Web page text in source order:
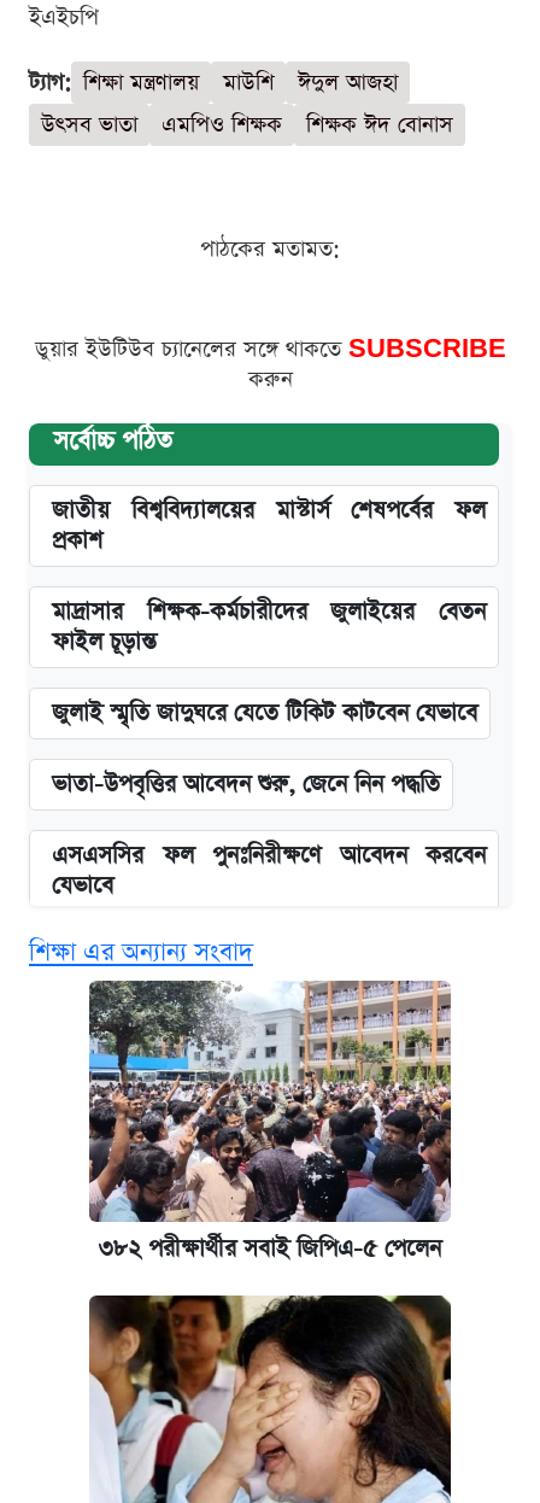
ইএইচপি
ট্যাগ: শিক্ষা মন্ত্রণালয় মাউশি
ঈদুল আজহা
উৎসব ভাতা
এমপিও শিক্ষক শিক্ষক ঈদ বোনাস
পাঠকের মতামত:
ডুয়ার ইউটিউব চ্যানেলের সঙ্গে থাকতে SUBSCRIBE
করুন
সর্বোচ্চ পঠিত
জাতীয় বিশ্ববিদ্যালয়ের মাস্টার্স শেষপর্বের ফল
প্রকাশ
মাদ্রাসার শিক্ষক-কর্মচারীদের জুলাইয়ের বেতন
ফাইল চূড়ান্ত
জুলাই স্মৃতি জাদুঘরে যেতে টিকিট কাটবেন যেভাবে
ভাতা-উপবৃত্তির আবেদন শুরু, জেনে নিন পদ্ধতি
এসএসসির ফল পুনঃনিরীক্ষণে আবেদন করবেন
যেভাবে
দাখিল ও কারিগরি বোর্ডের ফল দেখবেন যেভাবে
মালয়েশিয়াকে ৮৯ রানে হারিয়ে সিরিজে এগিয়ে
বাংলাদেশ
আজকের বাজারে স্বর্ণের দাম (৯ আগস্ট)
এক ক্লিকে জেনে নিন আইফোন ১৮ প্রো ম্যাক্সের
দাম ও ফিচার
নবম জাতীয় পে-স্কেল নিয়ে সর্বশেষ যা জানা গেল
আজকের বাজারে স্বর্ণ-রুপার দাম (৫ আগস্ট)
পাঁচ দপ্তরে নতুন সচিব নিয়োগ দিল সরকার
শিক্ষা এর অন্যান্য সংবাদ
৩৮২ পরীক্ষার্থীর সবাই জিপিএ-৫ পেলেন